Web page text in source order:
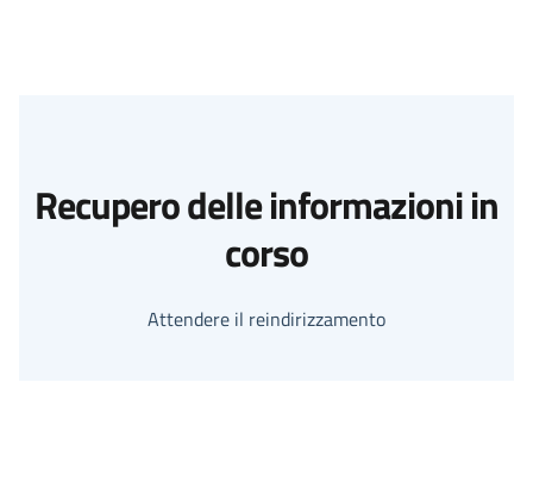
Recupero delle informazioni in
corso
Attendere il reindirizzamento